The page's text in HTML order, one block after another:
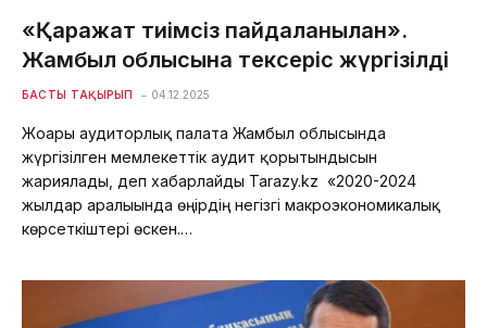
«Қаражат тиімсіз пайдаланылған».
Жамбыл облысына тексеріс жүргізілді
БАСТЫ ТАҚЫРЫП 04.12.2025
Жоғары аудиторлық палата Жамбыл облысында
жүргізілген мемлекеттік аудит қорытындысын
жариялады, деп хабарлайды Tarazy.kz «2020-2024
жылдар аралығында өңірдің негізгі макроэкономикалық
көрсеткіштері өскен.…